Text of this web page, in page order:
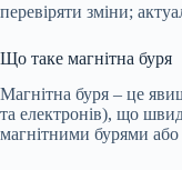
перевіряти зміни;
Що таке магнітна буря
Магнітна буря – це
та електронів), що
магнітними бурями